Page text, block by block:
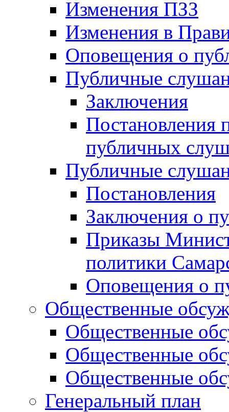
Изменения ПЗЗ
Изменения в
Оповещения о
Публичные
Заключения
Постановления
публичных
Публичные
Постановления
Заключения о
Приказы
политики
Оповещения о
Общественные
Общественные
Общественные
Общественные
Генеральный план